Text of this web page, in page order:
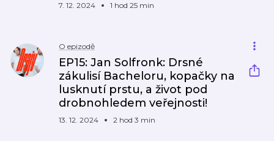
7. 12. 2024 1 hod 25 min
O epizodě
EP15: Jan Solfronk: Drsné
zákulisí Bacheloru, kopačky na
lusknutí prstu, a život pod
drobnohledem veřejnosti!
13. 12. 2024 2 hod 3 min